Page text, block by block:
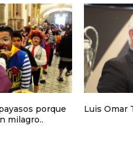
porque
milagro..
Luis Omar